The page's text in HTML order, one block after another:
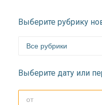
БЛАГОЧИНИЕ
СЕРГИЕВО-
ЕПАРХИИ
Выберите рубрику
Выберите дату или